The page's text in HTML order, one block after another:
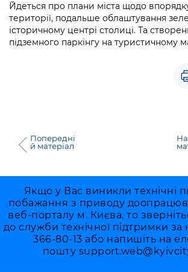
Йдеться про плани міста щодо
території, подальше облаштування
історичному центрі столиці. Та
підземного паркінгу на туристичному
Попередні
й матеріал
Якщо у Вас виникли технічні
побажання з приводу
веб-порталу м. Києва, то
до служби технічної підтримки
366-80-13 або напишіть на
пошту